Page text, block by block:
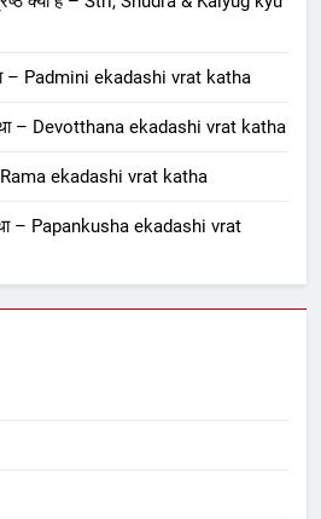
– Padmini ekadashi vrat katha
– Devotthana ekadashi vrat katha
Rama ekadashi vrat katha
– Papankusha ekadashi vrat
माहात्म्य
vrat katha in hindi
एकादशी माहात्म्य